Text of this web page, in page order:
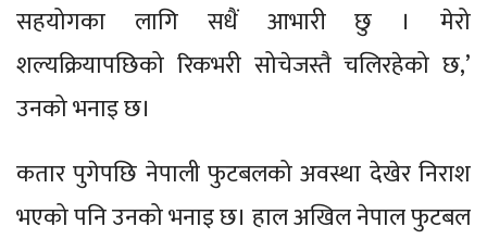
सहयोगका लागि सधैं आभारी छु । मेरो
शल्यक्रियापछिको रिकभरी सोचेजस्तै चलिरहेको छ,’
उनको भनाइ छ।
कतार पुगेपछि नेपाली फुटबलको अवस्था देखेर निराश
भएको पनि उनको भनाइ छ। हाल अखिल नेपाल फुटबल